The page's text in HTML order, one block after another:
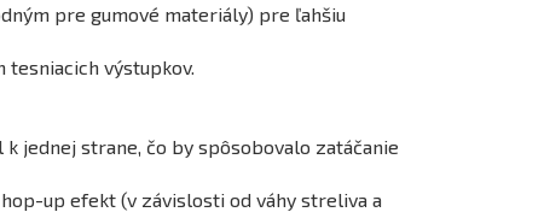
pre gumové materiály) pre ľahšiu
výstupkov.
jednej strane, čo by spôsobovalo zatáčanie
up efekt (v závislosti od váhy streliva a